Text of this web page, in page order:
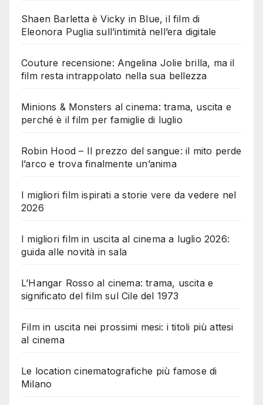
Shaen Barletta è Vicky in Blue, il film di
Eleonora Puglia sull’intimità nell’era digitale
Couture recensione: Angelina Jolie brilla, ma il
film resta intrappolato nella sua bellezza
Minions & Monsters al cinema: trama, uscita e
perché è il film per famiglie di luglio
Robin Hood – Il prezzo del sangue: il mito perde
l’arco e trova finalmente un’anima
I migliori film ispirati a storie vere da vedere nel
2026
I migliori film in uscita al cinema a luglio 2026:
guida alle novità in sala
L’Hangar Rosso al cinema: trama, uscita e
significato del film sul Cile del 1973
Film in uscita nei prossimi mesi: i titoli più attesi
al cinema
Le location cinematografiche più famose di
Milano